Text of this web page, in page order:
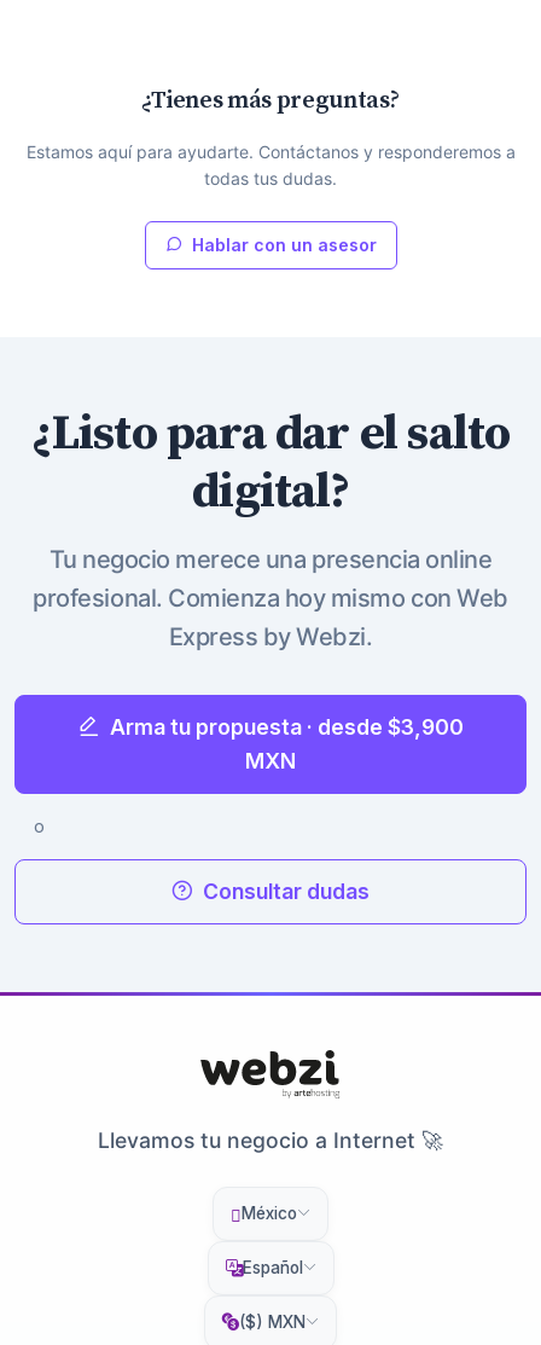
¿Tienes más preguntas?
Estamos aquí para ayudarte. Contáctanos y responderemos a
todas tus dudas.
Hablar con un asesor
¿Listo para dar el salto
digital?
Tu negocio merece una presencia online
profesional. Comienza hoy mismo con Web
Express by Webzi.
Arma tu propuesta · desde $3,900
MXN
o
Consultar dudas
Llevamos tu negocio a Internet 🚀
México
Español
($) MXN